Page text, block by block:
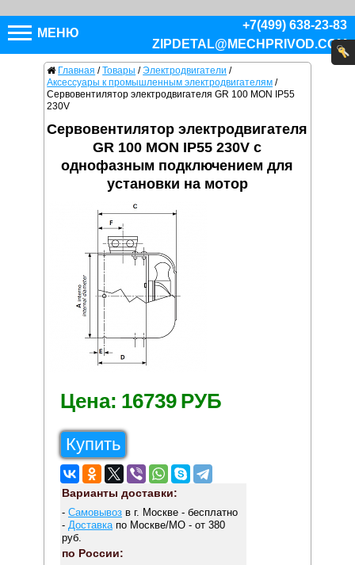
МЕНЮ
+7(499) 638-23-83
ZIPDETAL@MECHPRIVOD.COM
Главная / Товары / Электродвигатели /
Аксессуары к промышленным электродвигателям /
Сервовентилятор электродвигателя GR 100 MON IP55
230V
Сервовентилятор электродвигателя
GR 100 MON IP55 230V с
однофазным подключением для
установки на мотор
Цена: 16739 РУБ
Купить
Варианты доставки:
- Самовывозв г. Москве - бесплатно
- Доставкапо Москве/МО - от 380
руб.
по России: